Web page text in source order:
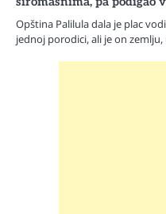
Opština Palilula dala je plac
jednoj porodici, ali je on